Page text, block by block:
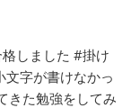
しました #掛け
字が書けなかっ
きた勉強をしてみ